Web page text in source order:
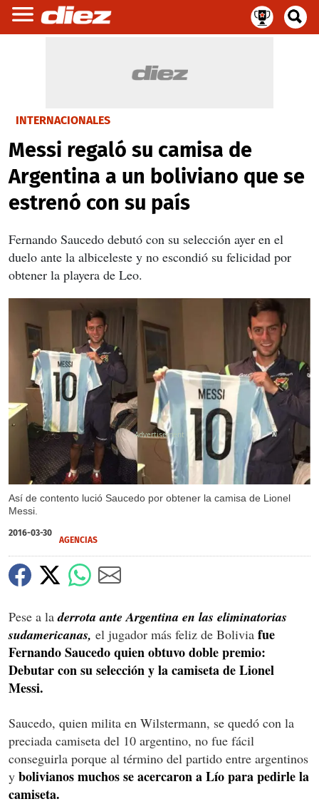
INTERNACIONALES
Messi regaló su camisa de
Argentina a un boliviano que se
estrenó con su país
Fernando Saucedo debutó con su selección ayer en el
duelo ante la albiceleste y no escondió su felicidad por
obtener la playera de Leo.
Así de contento lució Saucedo por obtener la camisa de Lionel
Messi.
X
2016-03-30
AGENCIAS
Pese a laderrota ante Argentina en las eliminatorias
sudamericanas, el jugador más feliz de Bolivia fue
Fernando Saucedo quien obtuvo doble premio:
Debutar con su selección y la camiseta de Lionel
Messi.
Saucedo, quien milita en Wilstermann, se quedó con la
preciada camiseta del 10 argentino, no fue fácil
conseguirla porque al término del partido entre argentinos
y bolivianos muchos se acercaron a Lío para pedirle la
camiseta.